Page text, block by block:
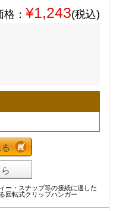
： ¥1,243(税込)
ー・スナップ等の接続に適した
回転式クリップハンガー